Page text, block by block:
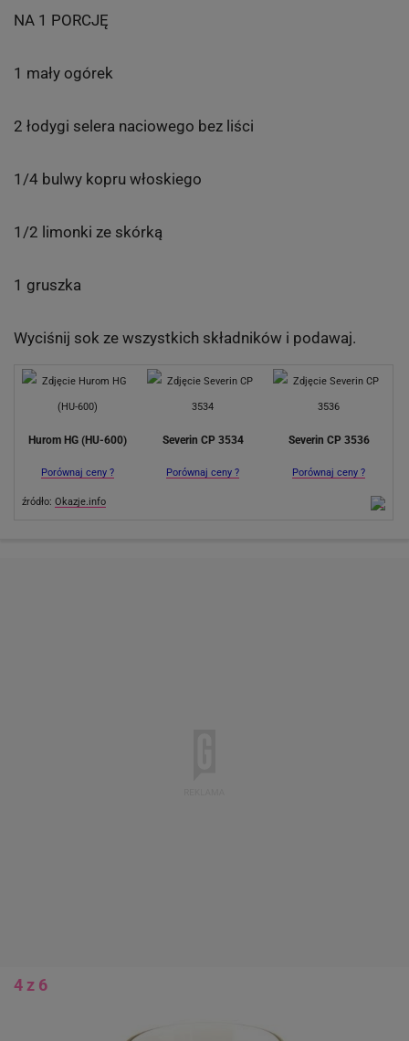
NA 1 PORCJĘ
1 mały ogórek
2 łodygi selera naciowego bez liści
1/4 bulwy kopru włoskiego
1/2 limonki ze skórką
1 gruszka
Wyciśnij sok ze wszystkich składników i podawaj.
Hurom HG (HU-600) Severin CP 3534 Severin CP 3536
Porównaj ceny ? Porównaj ceny ? Porównaj ceny ?
źródło: Okazje.info
4 z 6